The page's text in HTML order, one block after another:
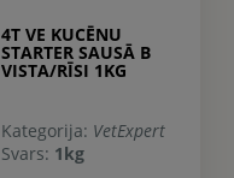
4T VE KUCĒNU
STARTER SAUSĀ B
VISTA/RĪSI 1KG
Kategorija: VetExpert
Svars: 1kg